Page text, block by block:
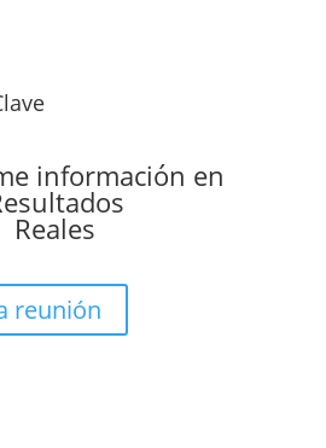
información en
Reales
reunión